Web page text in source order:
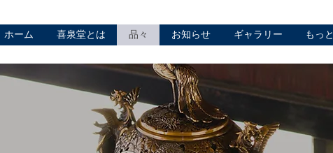
ホーム 喜泉堂とは 品々 お知らせ ギャラリー もっ